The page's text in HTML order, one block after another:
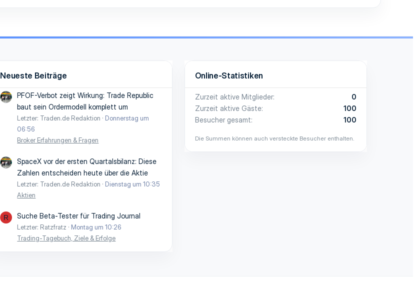
Neueste Beiträge
PFOF-Verbot zeigt Wirkung: Trade Republic
baut sein Ordermodell komplett um
Letzter: Traden.de Redaktion
Donnerstag um
06:56
Broker Erfahrungen & Fragen
SpaceX vor der ersten Quartalsbilanz: Diese
Zahlen entscheiden heute über die Aktie
Letzter: Traden.de Redaktion
Dienstag um 10:35
Aktien
R Suche Beta-Tester für Trading Journal
Letzter: Ratzfratz
Montag um 10:26
Trading-Tagebuch, Ziele & Erfolge
Online-Statistiken
Zurzeit aktive Mitglieder
0
Zurzeit aktive Gäste
100
Besucher gesamt
100
Die Summen können auch versteckte Besucher enthalten.